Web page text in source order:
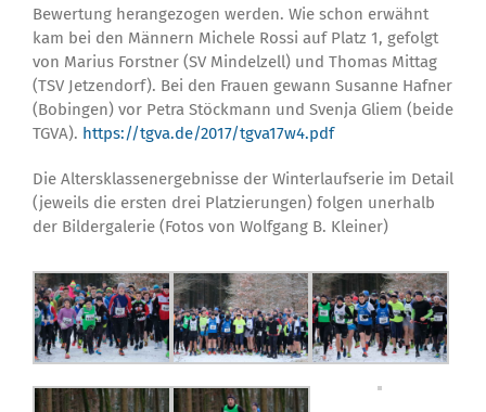
Bewertung herangezogen werden. Wie schon erwähnt
kam bei den Männern Michele Rossi auf Platz 1, gefolgt
von Marius Forstner (SV Mindelzell) und Thomas Mittag
(TSV Jetzendorf). Bei den Frauen gewann Susanne Hafner
(Bobingen) vor Petra Stöckmann und Svenja Gliem (beide
TGVA). https://tgva.de/2017/tgva17w4.pdf
Die Altersklassenergebnisse der Winterlaufserie im Detail
(jeweils die ersten drei Platzierungen) folgen unerhalb
der Bildergalerie (Fotos von Wolfgang B. Kleiner)